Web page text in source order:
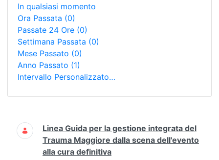
In qualsiasi momento
Ora Passata (0)
Passate 24 Ore (0)
Settimana Passata (0)
Mese Passato (0)
Anno Passato (1)
Intervallo Personalizzato…
Ricerca
Linea Guida per la gestione integrata del
Trauma Maggiore dalla scena dell'evento
alla cura definitiva